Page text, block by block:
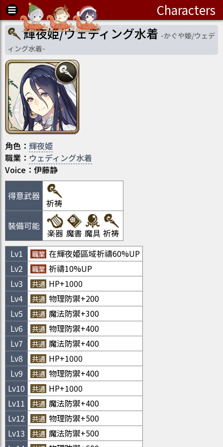
Characters
輝夜姫/ウェディング水着 -かぐや姫/ウェデ
ィング水着-
角色 ： 輝夜姫
職業 ： ウェディング水着
Voice： 伊藤静
得意武器
祈祷
裝備可能
楽器 魔書 魔具 祈祷
Lv1 職業 在輝夜姫區域祈禱60%UP
Lv2 職業 祈禱10%UP
Lv3 共通 HP+1000
Lv4 共通 物理防禦+200
Lv5 共通 魔法防禦+300
Lv6 共通 物理防禦+400
Lv7 共通 魔法防禦+400
Lv8 共通 HP+1000
Lv9 共通 物理防禦+400
Lv10 共通 HP+1000
Lv11 共通 魔法防禦+400
Lv12 共通 物理防禦+500
Lv13 共通 魔法防禦+500